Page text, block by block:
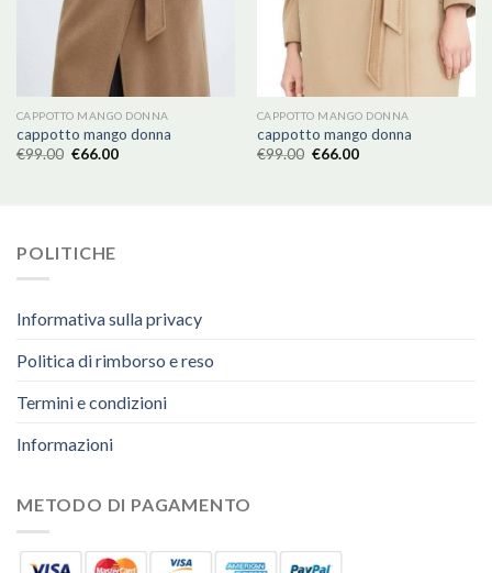
CAPPOTTO MANGO DONNA
cappotto mango donna
€99.00 €66.00
CAPPOTTO MANGO DONNA
cappotto mango donna
€99.00 €66.00
POLITICHE
Informativa sulla privacy
Politica di rimborso e reso
Termini e condizioni
Informazioni
METODO DI PAGAMENTO